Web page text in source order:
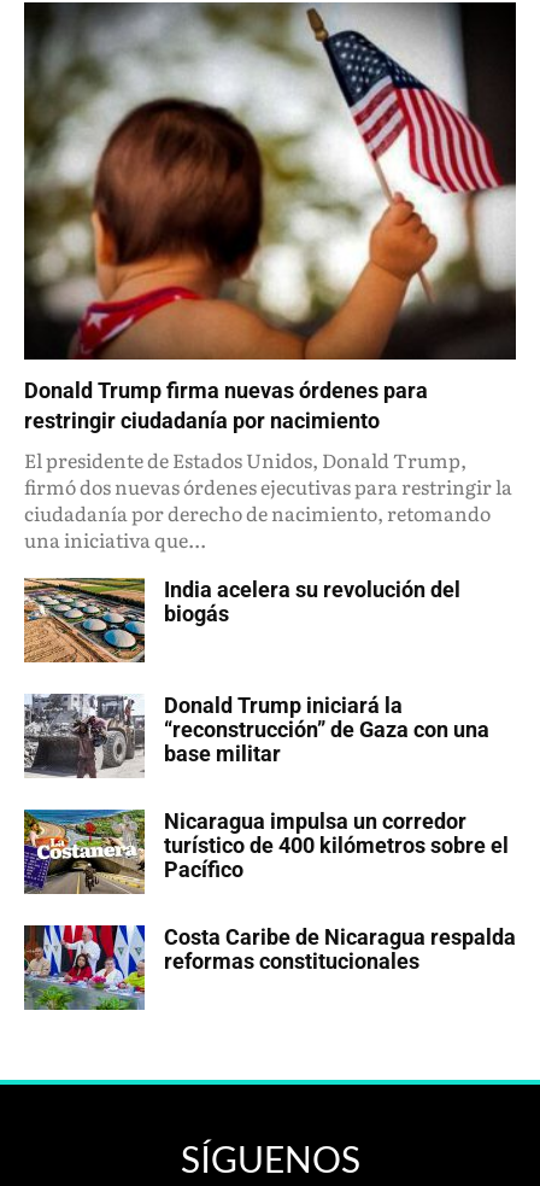
Donald Trump firma nuevas órdenes para
restringir ciudadanía por nacimiento
El presidente de Estados Unidos, Donald Trump,
firmó dos nuevas órdenes ejecutivas para restringir la
ciudadanía por derecho de nacimiento, retomando
una iniciativa que...
India acelera su revolución del
biogás
Donald Trump iniciará la
“reconstrucción” de Gaza con una
base militar
Nicaragua impulsa un corredor
turístico de 400 kilómetros sobre el
Pacífico
Costa Caribe de Nicaragua respalda
reformas constitucionales
SÍGUENOS